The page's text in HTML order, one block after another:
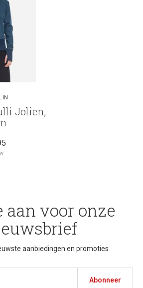
Jolien,
aan voor onze
aanbiedingen en promoties
Abonneer